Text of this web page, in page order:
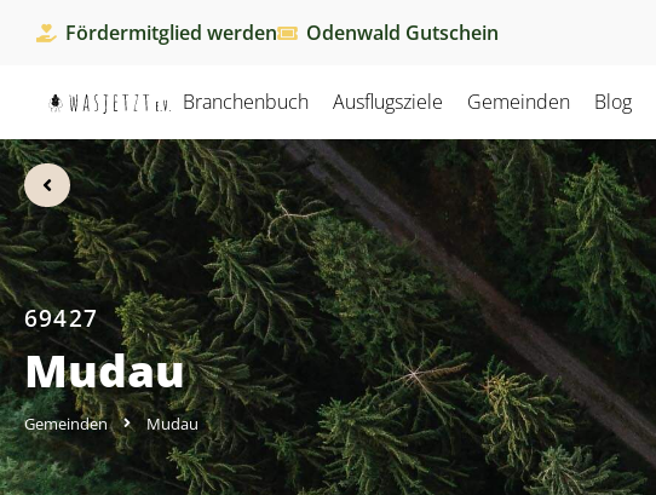
Fördermitglied werden Odenwald Gutschein
Branchenbuch Ausflugsziele Gemeinden Blog
69427
Mudau
Gemeinden Mudau